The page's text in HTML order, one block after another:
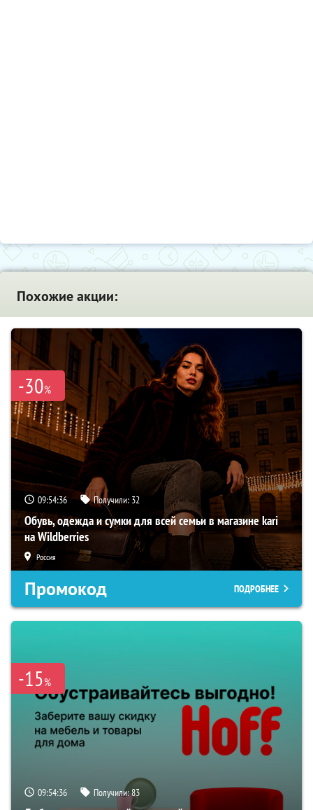
Похожие акции:
-30%
09:54:35 Получили: 32
Обувь, одежда и сумки для всей семьи в магазине kari
на Wildberries
Россия
Промокод ПОДРОБНЕЕ
-15%
09:54:35 Получили:83